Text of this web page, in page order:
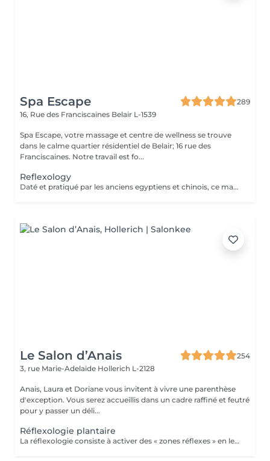
Spa Escape
289
16, Rue des Franciscaines Belair L-1539
Spa Escape, votre massage et centre de wellness se trouve
dans le calme quartier résidentiel de Belair; 16 rue des
Franciscaines. Notre travail est fo...
Reflexology
Daté et pratiqué par les anciens egyptiens et chinois, ce massage des pieds sur des points précis facilite l'élimination des toxines. Douleurs et tensions disparaissent dans tout le corps comme par enchantement
Le Salon d’Anais
254
3, rue Marie-Adelaïde Hollerich L-2128
Anais, Laura et Doriane vous invitent à vivre une parenthèse
d'exception. Vous serez accueillis dans un cadre raffiné et feutré
pour y passer un déli...
Réflexologie plantaire
La réflexologie consiste à activer des « zones réflexes » en les massant du bout du doigt. Afin de soulager des douleurs à distance et rééquilibrer diverses fonctions vitales. Dans le cas de la réflexologie plantaire, ces fameuses zones sont situées au niveau des pieds. Les réflexologues considèrent qu'elles sont toutes associées à un organe, une partie du corps ou encore à une glande précise. La carte de réflexologie plantaire est vraiment très détaillée !